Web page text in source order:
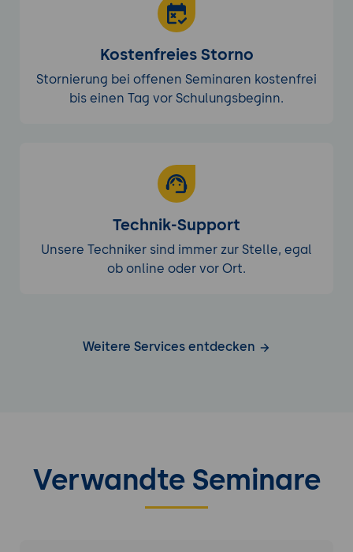
Kostenfreies Storno
Stornierung bei offenen Seminaren kostenfrei
bis einen Tag vor Schulungsbeginn.
Technik-Support
Unsere Techniker sind immer zur Stelle, egal
ob online oder vor Ort.
Weitere Services entdecken
Verwandte Seminare